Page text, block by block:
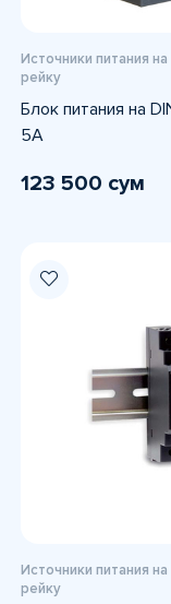
Источники питания на
рейку
Блок питания на
5А
123 500 сум
Источники питания на
рейку